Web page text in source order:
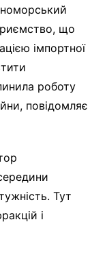
що
імпортної
роботу
повідомляє
Тут
і